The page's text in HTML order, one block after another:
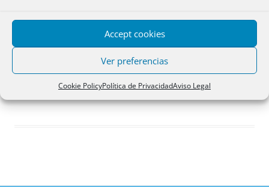
Accept cookies
Ver preferencias
Cookie PolicyPolítica de PrivacidadAviso Legal
Acceder
Registro
¿Has olvidado tu contraseña?